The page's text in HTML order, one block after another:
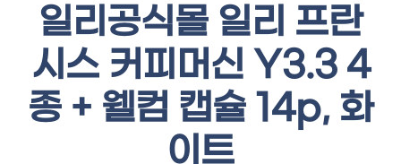
일리공식몰 일리 프란
시스 커피머신 Y3.3 4
종 + 웰컴 캡슐 14p, 화
이트